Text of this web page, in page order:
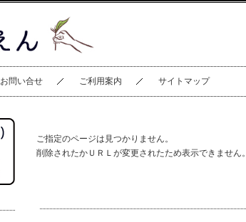
お問い合せ ご利用案内 サイトマップ
ご指定のページは見つかりません。
削除されたかＵＲＬが変更されたため表示できません。